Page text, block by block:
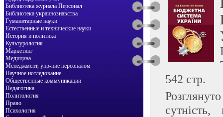
Библиотека журнала Персонал
Библиотека украинознавства
Гуманитарные науки
Естественные и технические науки
История и политика
Культурология
Маркетинг
Медицина
Менеджмент, упр-ние персоналом
Научное исследование
Общественные коммуникации
Педагогика
Политология
Право
Психология
542 стр.